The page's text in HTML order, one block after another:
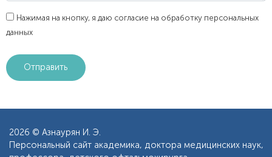
Нажимая на кнопку, я даю согласие на обработку персональных
данных
2026 © Азнаурян И. Э.
Персональный сайт академика, доктора медицинских наук,